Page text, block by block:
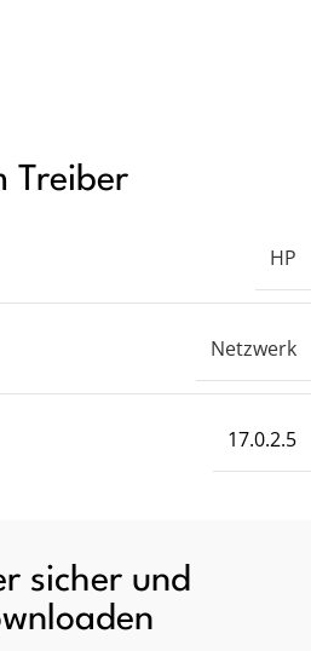
Treiber
HP
Netzwerk
17.0.2.5
sicher und